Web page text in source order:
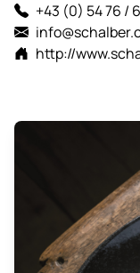
+43 (0) 54 76 /
http://